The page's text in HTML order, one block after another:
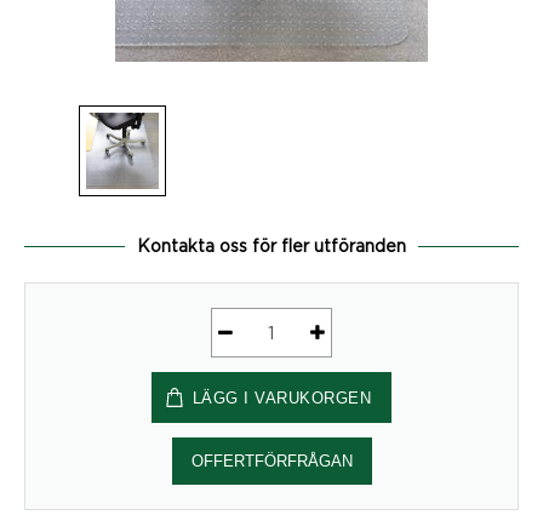
Kontakta oss för fler utföranden
Mattskydd
90x120
m
pigg
3,9mm
mängd
LÄGG I VARUKORGEN
OFFERTFÖRFRÅGAN